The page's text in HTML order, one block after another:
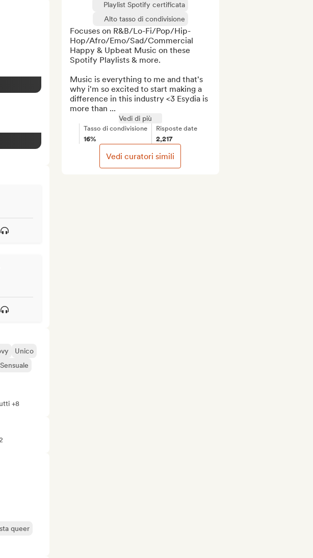
Unico
Sensuale
+8
queer
Playlist Spotify certificata
Alto tasso di condivisione
Focuses on R&B/Lo-Fi/Pop/Hip-
Hop/Afro/Emo/Sad/Commercial
Happy & Upbeat Music on these
Spotify Playlists & more.
Music is everything to me and that's
why i'm so excited to start making a
difference in this industry <3 Esydia is
more than ...
Vedi di più
Tasso di condivisione
16%
Risposte date
2,217
Vedi curatori simili